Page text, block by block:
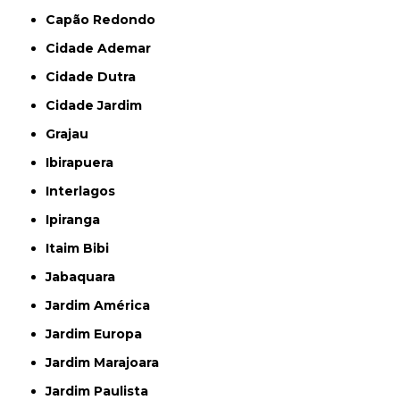
Capão Redondo
Cidade Ademar
Cidade Dutra
Cidade Jardim
Grajau
Ibirapuera
Interlagos
Ipiranga
Itaim Bibi
Jabaquara
Jardim América
Jardim Europa
Jardim Marajoara
Jardim Paulista